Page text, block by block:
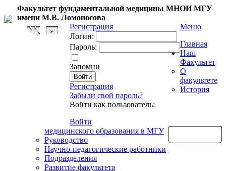
Факультет фундаментальной медицины МНОИ МГУ
имени М.В. Ломоносова
Регистрация
Логин:
Пароль:
Запомни
Регистрация
Забыли свой пароль?
Войти как пользователь:
Войти
Меню
Главная
Наш
Факультет
О
факультете
История
медицинского образования в МГУ
Руководство
Научно-педагогические работники
Подразделения
Развитие факультета